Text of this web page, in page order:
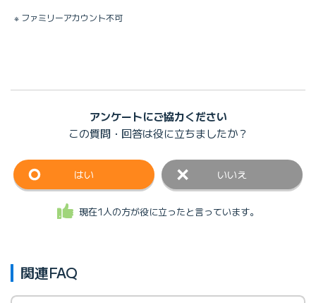
※ ファミリーアカウント不可
アンケートにご協力ください
この質問・回答は役に立ちましたか？
はい いいえ
現在1人の方が役に立ったと言っています。
関連FAQ